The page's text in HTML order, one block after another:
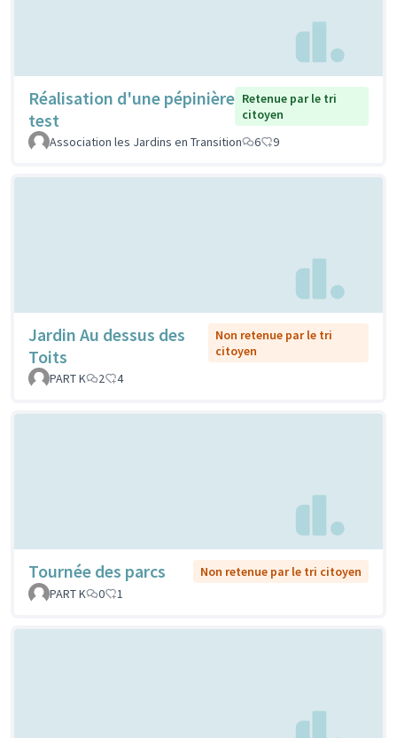
Réalisation d'une pépinière
test
Retenue par le tri
citoyen
Association les Jardins en Transition
6 9
Jardin Au dessus des
Toits
Non retenue par le tri
citoyen
PART K
2 4
Tournée des parcs
Non retenue par le tri citoyen
PART K
0 1